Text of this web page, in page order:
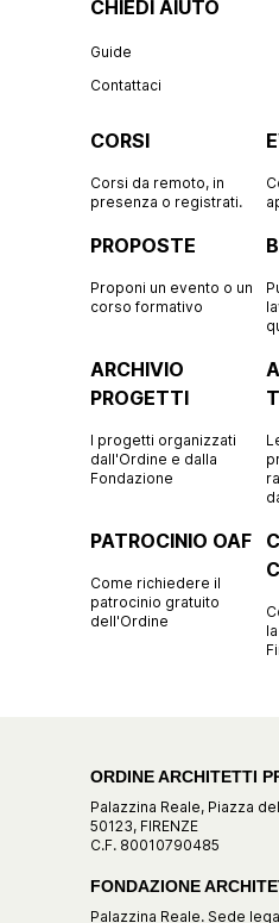
CHIEDI AIUTO
Guide
Contattaci
CORSI
Corsi da remoto, in
presenza o registrati.
PROPOSTE
Proponi un evento o un
corso formativo
ARCHIVIO
PROGETTI
I progetti organizzati
dall'Ordine e dalla
Fondazione
PATROCINIO OAF
Come richiedere il
patrocinio gratuito
dell'Ordine
ORDINE ARCHITETTI
Palazzina Reale, Piazza
50123, FIRENZE
C.F. 80010790485
FONDAZIONE
Palazzina Reale. Sede